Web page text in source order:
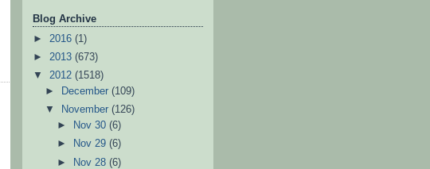
Blog Archive
► 2016 (1)
► 2013 (673)
▼ 2012 (1518)
►
December(109)
▼
November(126)
►
Nov 30(6)
►
Nov 29(6)
►
Nov 28(6)